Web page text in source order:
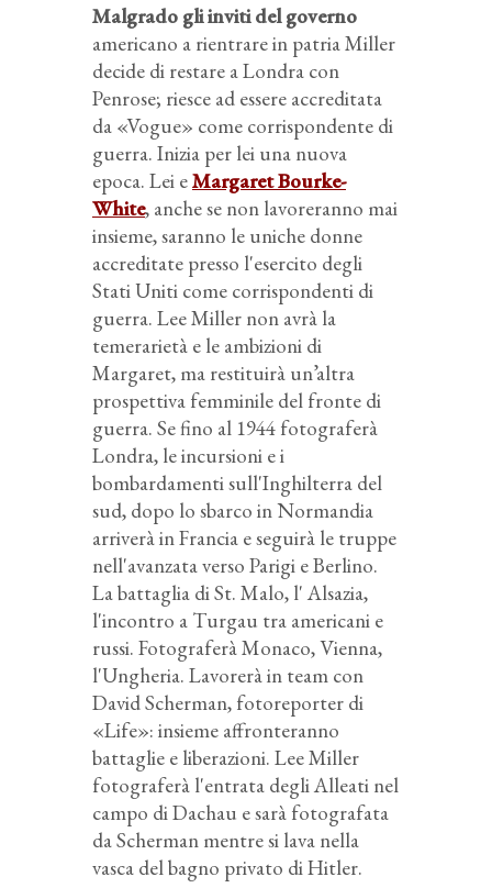
Malgrado gli inviti del governo
americano a rientrare in patria Miller
decide di restare a Londra con
Penrose; riesce ad essere accreditata
da «Vogue» come corrispondente di
guerra. Inizia per lei una nuova
epoca. Lei eMargaret Bourke-
White, anche se non lavoreranno mai
insieme, saranno le uniche donne
accreditate presso l'esercito degli
Stati Uniti come corrispondenti di
guerra. Lee Miller non avrà la
temerarietà e le ambizioni di
Margaret, ma restituirà un’altra
prospettiva femminile del fronte di
guerra. Se fino al 1944 fotograferà
Londra, le incursioni e i
bombardamenti sull'Inghilterra del
sud, dopo lo sbarco in Normandia
arriverà in Francia e seguirà le truppe
nell'avanzata verso Parigi e Berlino.
La battaglia di St. Malo, l' Alsazia,
l'incontro a Turgau tra americani e
russi. Fotograferà Monaco, Vienna,
l'Ungheria. Lavorerà in team con
David Scherman, fotoreporter di
«Life»: insieme affronteranno
battaglie e liberazioni. Lee Miller
fotograferà l'entrata degli Alleati nel
campo di Dachau e sarà fotografata
da Scherman mentre si lava nella
vasca del bagno privato di Hitler.